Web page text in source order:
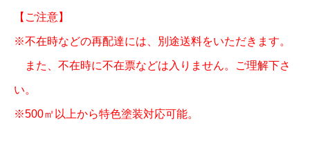
5
【ご注意】
※不在時などの再配達には、別途送料をいただきます。
また、不在時に不在票などは入りません。ご理解下さ
い。
※500㎡以上から特色塗装対応可能。